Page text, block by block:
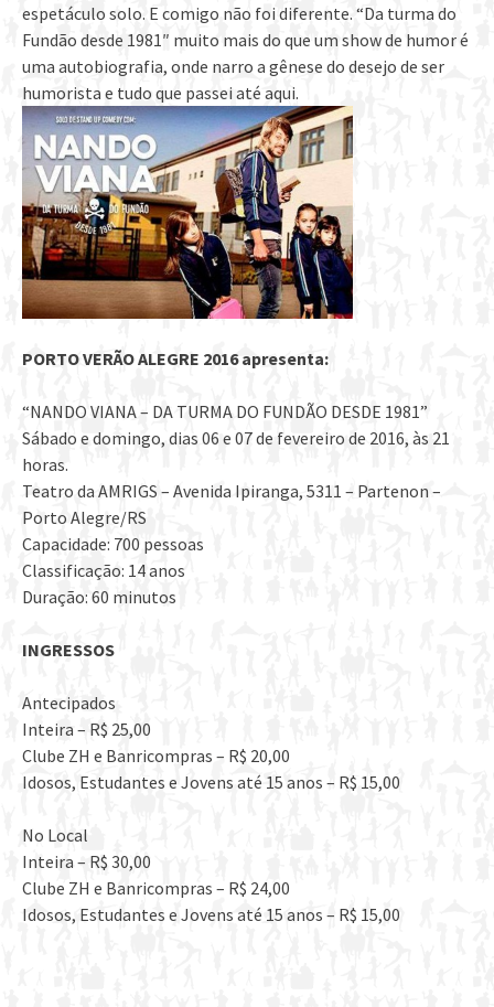
espetáculo solo. E comigo não foi diferente. “Da turma do
Fundão desde 1981″ muito mais do que um show de humor é
uma autobiografia, onde narro a gênese do desejo de ser
humorista e tudo que passei até aqui.
PORTO VERÃO ALEGRE 2016 apresenta:
“NANDO VIANA – DA TURMA DO FUNDÃO DESDE 1981”
Sábado e domingo, dias 06 e 07 de fevereiro de 2016, às 21
horas.
Teatro da AMRIGS – Avenida Ipiranga, 5311 – Partenon –
Porto Alegre/RS
Capacidade: 700 pessoas
Classificação: 14 anos
Duração: 60 minutos
INGRESSOS
Antecipados
Inteira – R$ 25,00
Clube ZH e Banricompras – R$ 20,00
Idosos, Estudantes e Jovens até 15 anos – R$ 15,00
No Local
Inteira – R$ 30,00
Clube ZH e Banricompras – R$ 24,00
Idosos, Estudantes e Jovens até 15 anos – R$ 15,00